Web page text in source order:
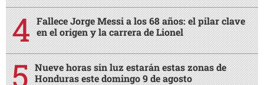
Fallece Jorge Messi a los 68 años: el pilar clave
en el origen y la carrera de Lionel
Nueve horas sin luz estarán estas zonas de
Honduras este domingo 9 de agosto